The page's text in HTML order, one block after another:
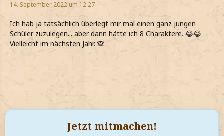
14. September 2022 um 12:27
Ich hab ja tatsächlich überlegt mir mal einen ganz jungen
Schüler zuzulegen... aber dann hätte ich 8 Charaktere. 😂😂
Vielleicht im nächsten Jahr. 🙈
Jetzt mitmachen!